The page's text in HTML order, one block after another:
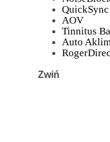
QuickSync
AOV
Tinnitus
Auto
Zwiń